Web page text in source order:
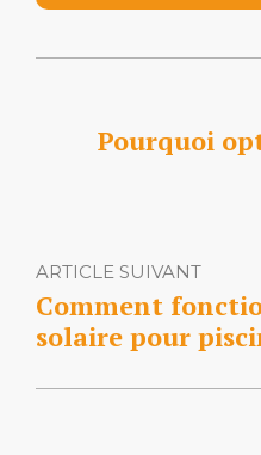
Pourquoi
ARTICLE SUIVANT
Comment
solaire pour